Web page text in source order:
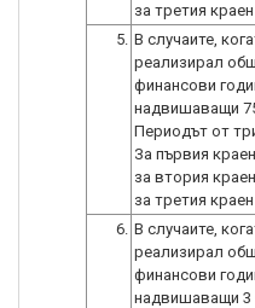
за третия
5. В случаите,
реализирал
финансови
надвишаващи
Периодът от
За първия
за втория
за третия
6. В случаите,
реализирал
финансови
надвишаващи 3